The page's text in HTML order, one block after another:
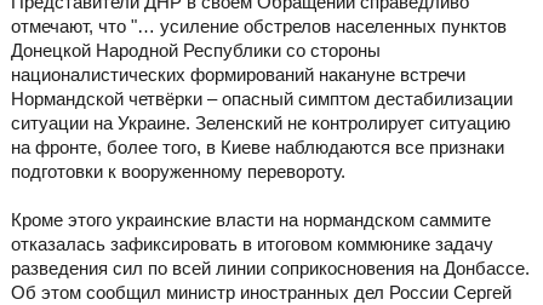
отмечают, что "… усиление обстрелов населенных пунктов
Донецкой Народной Республики со стороны
националистических формирований накануне встречи
Нормандской четвёрки – опасный симптом дестабилизации
ситуации на Украине. Зеленский не контролирует ситуацию
на фронте, более того, в Киеве наблюдаются все признаки
подготовки к вооруженному перевороту.
Кроме этого украинские власти на нормандском саммите
отказалась зафиксировать в итоговом коммюнике задачу
разведения сил по всей линии соприкосновения на Донбассе.
Об этом сообщил министр иностранных дел России Сергей